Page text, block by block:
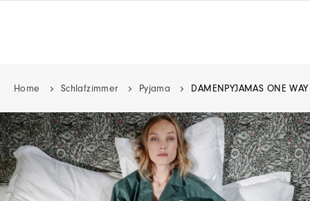
Home Schlafzimmer Pyjama DAMENPYJAMAS ONE